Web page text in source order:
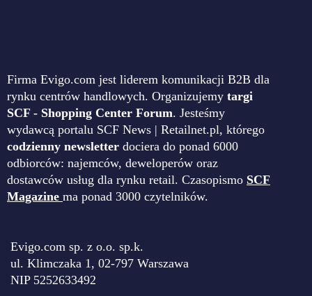
Firma Evigo.com jest liderem komunikacji B2B dla
rynku centrów handlowych. Organizujemy targi
SCF - Shopping Center Forum. Jesteśmy
wydawcą portalu SCF News | Retailnet.pl, którego
codzienny newsletter dociera do ponad 6000
odbiorców: najemców, deweloperów oraz
dostawców usług dla rynku retail. Czasopismo SCF
Magazine ma ponad 3000 czytelników.
Evigo.com sp. z o.o. sp.k.
ul. Klimczaka 1, 02-797 Warszawa
NIP 5252633492